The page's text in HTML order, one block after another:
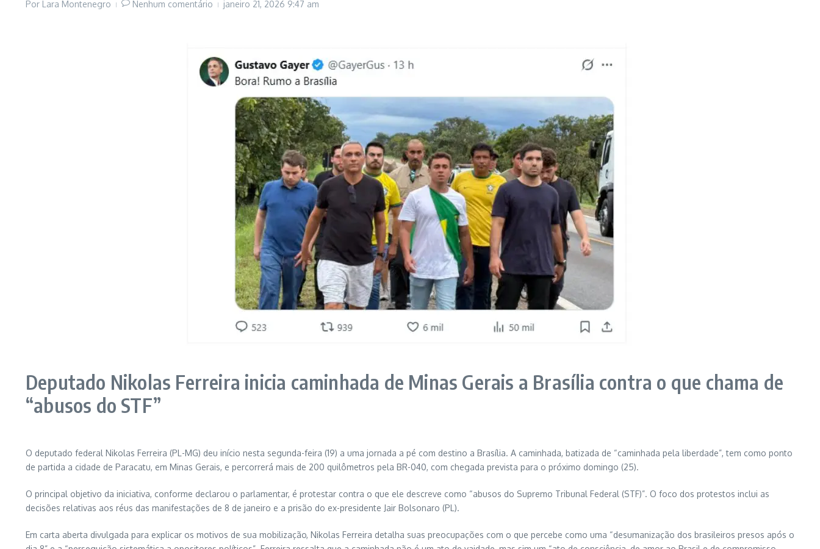
Por Lara Montenegro Nenhum comentário janeiro 21, 2026 9:47 am
Deputado Nikolas Ferreira inicia caminhada de Minas Gerais a Brasília contra o que chama de
“abusos do STF”
O deputado federal Nikolas Ferreira (PL-MG) deu início nesta segunda-feira (19) a uma jornada a pé com destino a Brasília. A caminhada, batizada de “caminhada pela liberdade”, tem como ponto
de partida a cidade de Paracatu, em Minas Gerais, e percorrerá mais de 200 quilômetros pela BR-040, com chegada prevista para o próximo domingo (25).
O principal objetivo da iniciativa, conforme declarou o parlamentar, é protestar contra o que ele descreve como “abusos do Supremo Tribunal Federal (STF)”. O foco dos protestos inclui as
decisões relativas aos réus das manifestações de 8 de janeiro e a prisão do ex-presidente Jair Bolsonaro (PL).
Em carta aberta divulgada para explicar os motivos de sua mobilização, Nikolas Ferreira detalha suas preocupações com o que percebe como uma “desumanização dos brasileiros presos após o